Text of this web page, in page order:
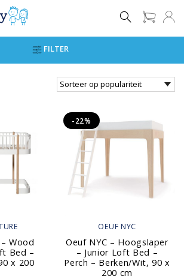
FILTER
Wood
Bed –
x 200
OEUF NYC
Oeuf NYC – Hoogslaper
– Junior Loft Bed –
Perch – Berken/Wit, 90 x
200 cm
-22%